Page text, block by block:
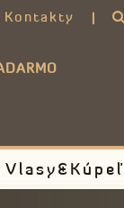
Kontakty
Vlasy&Kúpeľ